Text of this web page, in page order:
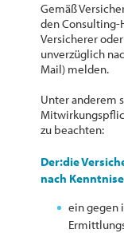
Gemäß
den Consulting-
Versicherer
unverzüglich
Mail) melden.
Unter anderem
zu beachten:
Der:die
nach
ein gegen